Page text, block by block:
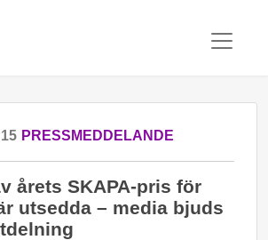
PRESSMEDDELANDE
årets SKAPA-pris för
utsedda – media bjuds